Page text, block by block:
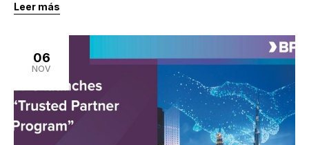
revolución en el mercado inmobiliario del Reino
Unido. Con un marco de confianza de datos de
propiedad, desarrollado en colaboración con la Open
Property Data Association (OPDA) y el Consejo de
Licencia de […]
Leer más
06
NOV